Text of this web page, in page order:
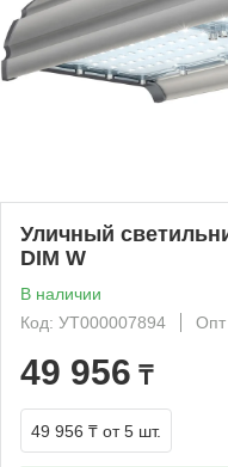
Уличный
DIM W
В наличии
Код: УТ000007894
Опт
49 956 ₸
49 956 ₸ от 5 шт.